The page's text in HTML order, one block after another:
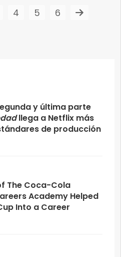
y última parte
llega a Netflix más
de producción
The Coca-Cola
Academy Helped
Into a Career
4 5 6